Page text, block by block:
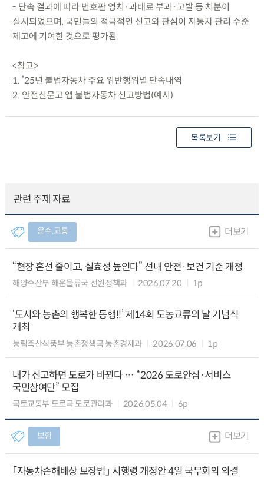
- 단속 결과에 따라 번호판 영치·과태료 부과·고발 등 처분이
실시되었으며, 국민들의 적극적인 신고와 관심이 자동차 관리 수준
제고에 기여한 것으로 평가됨.
<참고>
1. ’25년 불법자동차 주요 위반행위별 단속내역
2. 안전신문고 앱 불법자동차 신고방법(예시)
목록보기
관련 주제 자료
운수.교통 더보기
“현장 혼선 줄이고, 실효성 높인다” 선내 안전·보건 기준 개정
해양수산부 해운물류국 선원정책과 2026.07.20 1p
‘도시와 농촌의 행복한 동행!!’ 제14회 도농교류의 날 기념식
개최
농림축산식품부 농촌정책국 농촌경제과 2026.07.06 1p
내가 신고하면 도로가 바뀐다 … “2026 도로안심·서비스
국민참여단” 모집
국토교통부 도로국 도로관리과 2026.05.04 6p
보험 더보기
「자동차손해배상 보장법」 시행령 개정안 4일 국무회의 의결